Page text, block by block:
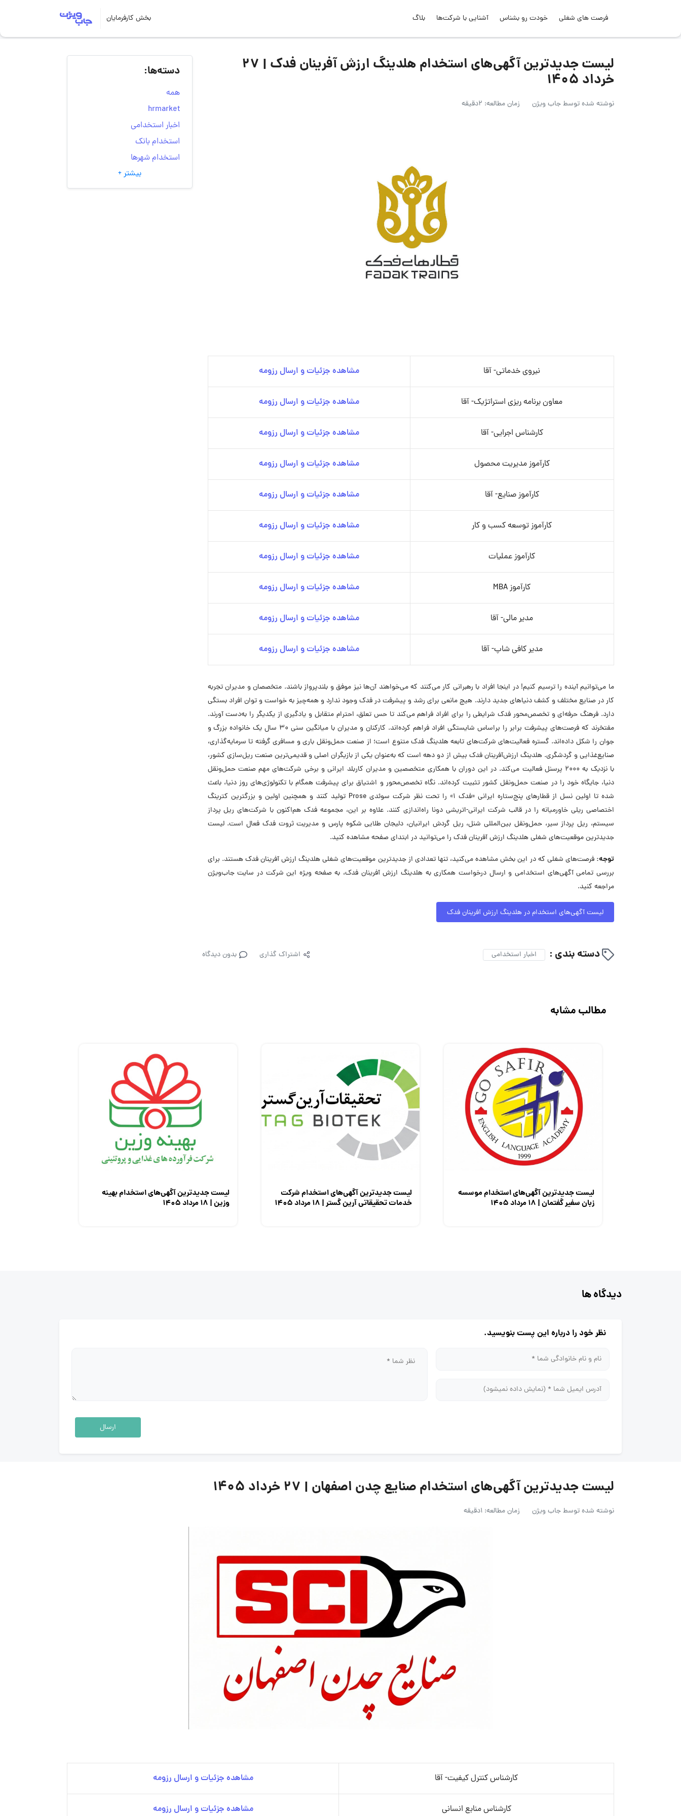
فرصت های شغلی خودت رو بشناس آشنایی با شرکت‌ها بلاگ بخش کارفرمایان
لیست جدیدترین آگهی‌های استخدام هلدینگ ارزش آفرینان فدک | ۲۷
خرداد ۱۴۰۵
نوشته شده توسطجاب ویژن زمان مطالعه: 2دقیقه
نیروی خدماتی- آقا مشاهده جزئیات و ارسال رزومه
معاون برنامه ریزی استراتژیک- آقا مشاهده جزئیات و ارسال رزومه
کارشناس اجرایی- آقا مشاهده جزئیات و ارسال رزومه
کارآموز مدیریت محصول مشاهده جزئیات و ارسال رزومه
کارآموز صنایع- آقا مشاهده جزئیات و ارسال رزومه
کارآموز توسعه کسب و کار مشاهده جزئیات و ارسال رزومه
کارآموز عملیات مشاهده جزئیات و ارسال رزومه
کارآموز MBA مشاهده جزئیات و ارسال رزومه
مدیر مالی- آقا مشاهده جزئیات و ارسال رزومه
مدیر کافی شاپ- آقا مشاهده جزئیات و ارسال رزومه
ما می‌توانیم آینده را ترسیم کنیم! در اینجا افراد با رهبرانی کار می‌کنند که می‌خواهند آن‌ها نیز موفق و بلندپرواز باشند. متخصصان و مدیران تجربه
کار در صنایع مختلف و کشف دنیاهای جدید دارند. هیچ مانعی برای رشد و پیشرفت در فدک وجود ندارد و همه‌چیز به خواست و توان افراد بستگی
دارد. فرهنگ حرفه‌ای و تخصص‌محور فدک شرایطی را برای افراد فراهم می‌کند تا حس تعلق، احترام متقابل و یادگیری از یکدیگر را به‌دست آورند.
مفتخرند که فرصت‌های پیشرفت برابر را براساس شایستگی افراد فراهم کرده‌اند. کارکنان و مدیران با میانگین سنی ۳۰ سال یک خانواده بزرگ و
جوان را شکل داده‌اند. گستره فعالیت‌های شرکت‌های تابعه هلدینگ فدک متنوع است؛ از صنعت حمل‌ونقل باری و مسافری گرفته تا سرمایه‌گذاری،
صنایع‌غذایی و گردشگری. هلدینگ ارزش‌آفرینان فدک بیش از دو دهه است که به‌عنوان یکی از بازیگران اصلی و قدیمی‌ترین صنعت ریل‌سازی کشور،
با نزدیک به ۲۰۰۰ پرسنل فعالیت می‌کند. در این دوران با همکاری متخصصین و مدیران کاربلد ایرانی و برخی شرکت‌های مهم صنعت حمل‌ونقل
دنیا، جایگاه خود را در صنعت حمل‌ونقل کشور تثبیت کرده‌اند. نگاه تخصص‌محور و اشتیاق برای پیشرفت همگام با تکنولوژی‌های روز دنیا، باعث
شده تا اولین نسل از قطارهای پنج‌ستاره ایرانی «فدک ۱» را تحت نظر شرکت سوئدی Prose تولید کنند و همچنین اولین و بزرگترین کترینگ
اختصاصی ریلی خاورمیانه را در قالب شرکت ایرانی-اتریشی دونا راه‌اندازی کنند. علاوه بر این، مجموعه فدک هم‌اکنون با شرکت‌های ریل پرداز
سیستم، ریل پرداز سیر، حمل‌ونقل بین‌المللی شنل، ریل گردش ایرانیان، دلیجان طلایی شکوه پارس و مدیریت ثروت فدک فعال است. لیست
جدیدترین موقعیت‌های شغلی هلدینگ ارزش آفرینان فدک را می‌توانید در ابتدای صفحه مشاهده کنید.
توجه: فرصت‌های شغلی که در این بخش مشاهده می‌کنید، تنها تعدادی از جدیدترین موقعیت‌های شغلی هلدینگ ارزش آفرینان فدک هستند. برای
بررسی تمامی آگهی‌های استخدامی و ارسال درخواست همکاری به هلدینگ ارزش آفرینان فدک، به صفحه ویژه این شرکت در سایت جاب‌ویژن
مراجعه کنید.
لیست آگهی‌های استخدام در هلدینگ ارزش آفرینان فدک
دسته بندی : اخبار استخدامی اشتراک گذاری بدون دیدگاه
دسته‌ها:
همه
hrmarket
اخبار استخدامی
استخدام بانک
استخدام شهرها
انتخاب مسیر شغلی
به‌روزرسانی‌های سایت
بیشتر +
مطالب مشابه
لیست جدیدترین آگهی‌های استخدام موسسه
زبان سفیر گفتمان | ۱۸ مرداد ۱۴۰۵
لیست جدیدترین آگهی‌های استخدام شرکت
خدمات تحقیقاتی آرین گستر | ۱۸ مرداد ۱۴۰۵
لیست جدیدترین آگهی‌های استخدام بهینه
وزین | ۱۸ مرداد ۱۴۰۵
دیدگاه ها
نظر خود را درباره این پست بنویسید.
ارسال
لیست جدیدترین آگهی‌های استخدام صنایع چدن اصفهان | ۲۷ خرداد ۱۴۰۵
نوشته شده توسطجاب ویژن زمان مطالعه: 1دقیقه
کارشناس کنترل کیفیت- آقا مشاهده جزئیات و ارسال رزومه
کارشناس منابع انسانی مشاهده جزئیات و ارسال رزومه